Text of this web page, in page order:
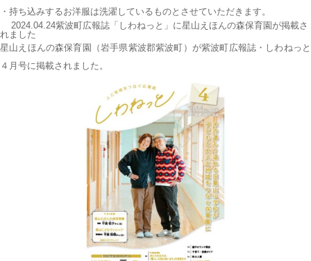
・持ち込みするお洋服は洗濯しているものとさせていただきます。
2024.04.24紫波町広報誌「しわねっと」に星山えほんの森保育園が掲載さ
れました
星山えほんの森保育園（岩手県紫波郡紫波町）が紫波町広報誌・しわねっと
４月号に掲載されました。